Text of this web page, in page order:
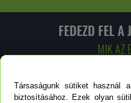
FEDEZD FEL A
MIK AZ
Társaságunk sütiket használ
biztosításához. Ezek olyan